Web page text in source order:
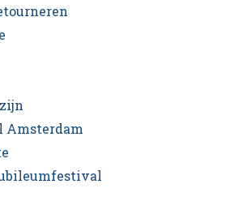
Amsterdam